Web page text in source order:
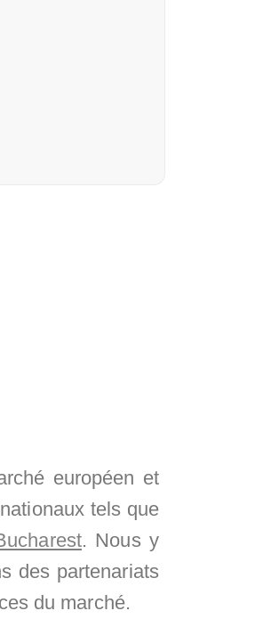
européen et
tels que
. Nous y
des partenariats
du marché.